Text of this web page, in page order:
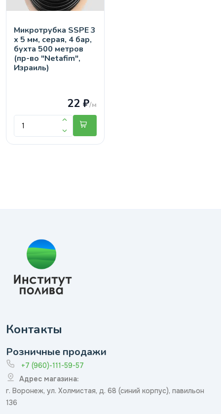
Микротрубка SSPE 3
х 5 мм, серая, 4 бар,
бухта 500 метров
(пр-во "Netafim",
Израиль)
22 ₽/м
Контакты
Розничные продажи
+7 (960)-111-59-57
Адрес магазина:
г. Воронеж, ул. Холмистая, д. 68 (синий корпус), павильон
136